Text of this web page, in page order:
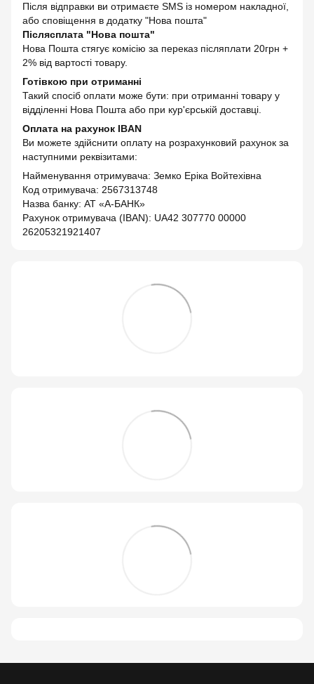
Після відправки ви отримаєте SMS із номером накладної,
або сповіщення в додатку "Нова пошта"
Післясплата "Нова пошта"
Нова Пошта стягує комісію за переказ післяплати 20грн +
2% від вартості товару.
Готівкою при отриманні
Такий спосіб оплати може бути: при отриманні товару у
відділенні Нова Пошта або при кур'єрській доставці.
Оплата на рахунок IBAN
Ви можете здійснити оплату на розрахунковий рахунок за
наступними реквізитами:
Найменування отримувача: Земко Еріка Войтехівна
Код отримувача: 2567313748
Назва банку: АТ «А-БАНК»
Рахунок отримувача (IBAN): UA42 307770 00000
26205321921407